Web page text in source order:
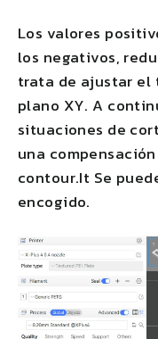
Los valores
los negativos,
trata de ajustar el
plano XY. A
situaciones de
una
contour.It Se
encogido.